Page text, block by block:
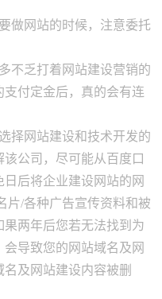
做网站的时候，注意委托
不乏打着网站建设营销的
付定金后，真的会有连
择网站建设和技术开发的
公司，尽可能从百度口
后将企业建设网站的网
片/各种广告宣传资料和被
两年后您若无法找到为
导致您的网站域名及网
及网站建设内容被删